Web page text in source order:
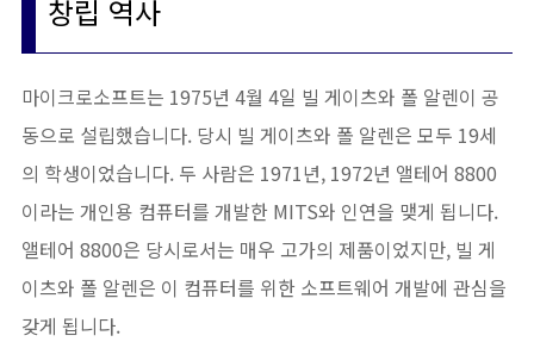
창립 역사
마이크로소프트는 1975년 4월 4일 빌 게이츠와 폴 알렌이 공
동으로 설립했습니다. 당시 빌 게이츠와 폴 알렌은 모두 19세
의 학생이었습니다. 두 사람은 1971년, 1972년 앨테어 8800
이라는 개인용 컴퓨터를 개발한 MITS와 인연을 맺게 됩니다.
앨테어 8800은 당시로서는 매우 고가의 제품이었지만, 빌 게
이츠와 폴 알렌은 이 컴퓨터를 위한 소프트웨어 개발에 관심을
갖게 됩니다.